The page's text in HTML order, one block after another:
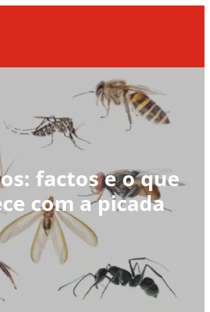
factos e o que
com a picada